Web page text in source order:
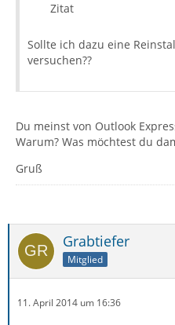
Zitat
Sollte ich dazu eine
versuchen??
Du meinst von Outlook
Warum? Was möchtest du
Gruß
Grabtiefer
Mitglied
11. April 2014 um 16:36